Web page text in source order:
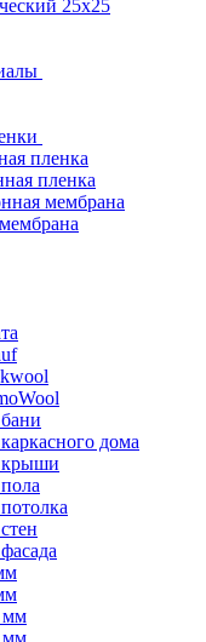
25х25
пленка
пленка
мембрана
дома
крыши
мм
мм